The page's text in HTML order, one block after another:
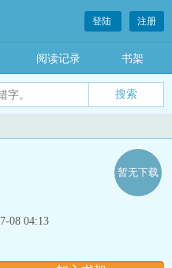
登陆 注册
阅读记录 书架
暂无下载
08 04:13